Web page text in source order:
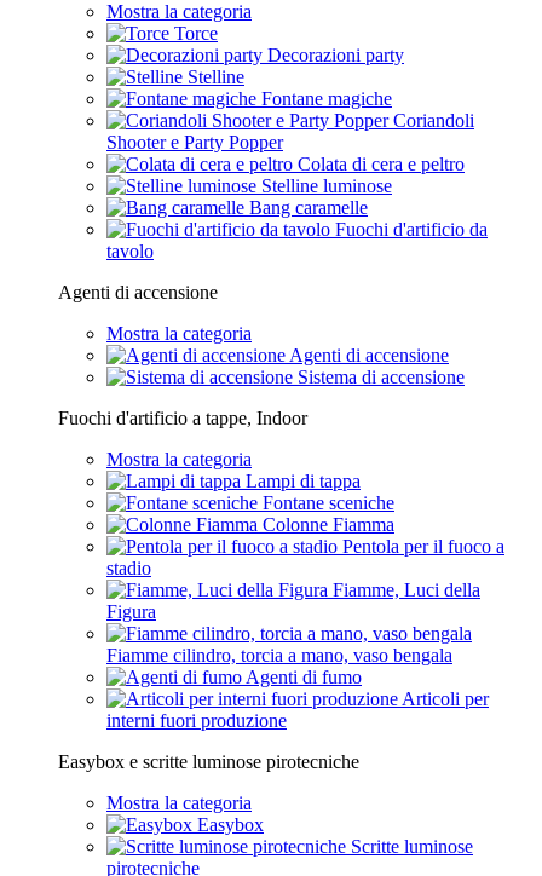
Mostra la categoria
Torce
Decorazioni party
Stelline
Fontane magiche
Coriandoli
Shooter e Party Popper
Colata di cera e peltro
Stelline luminose
Bang caramelle
Fuochi d'artificio da
tavolo
Agenti di accensione
Mostra la categoria
Agenti di accensione
Sistema di accensione
Fuochi d'artificio a tappe, Indoor
Mostra la categoria
Lampi di tappa
Fontane sceniche
Colonne Fiamma
Pentola per il fuoco a
stadio
Fiamme, Luci della
Figura
Fiamme cilindro, torcia a mano, vaso bengala
Agenti di fumo
Articoli per
interni fuori produzione
Easybox e scritte luminose pirotecniche
Mostra la categoria
Easybox
Scritte luminose
pirotecniche